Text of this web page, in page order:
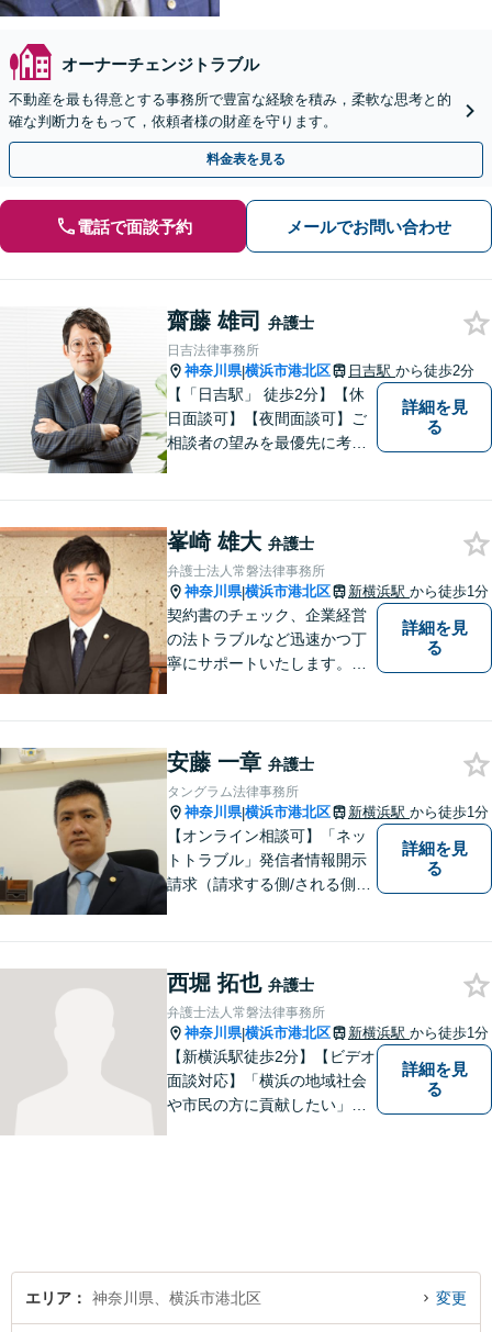
オーナーチェンジトラブル
不動産を最も得意とする事務所で豊富な経験を積み，柔軟な思考と的
確な判断力をもって，依頼者様の財産を守ります。
料金表を見る
電話で面談予約 メールでお問い合わせ
齋藤 雄司 弁護士
日吉法律事務所
神奈川県|横浜市港北区 日吉駅 から徒歩2分
【「日吉駅」 徒歩2分】【休
日面談可】【夜間面談可】ご
相談者の望みを最優先に考
率直にお伝えしています。 ぜ
ひお気軽に、当事務所までお
越しください。
詳細を見
る
峯崎 雄大 弁護士
弁護士法人常磐法律事務所
神奈川県|横浜市港北区 新横浜駅 から徒歩1分
契約書のチェック、企業経営
の法トラブルなど迅速かつ丁
寧にサポートいたします。ど
詳細を見
る
安藤 一章 弁護士
タングラム法律事務所
神奈川県|横浜市港北区 新横浜駅 から徒歩1分
【オンライン相談可】「ネッ
トトラブル」発信者情報開示
請求（請求する側/される側）
より最善の解決へ導きます。
遠方で来所困難な方もお気軽
にご相談ください。
詳細を見
る
西堀 拓也 弁護士
弁護士法人常磐法律事務所
神奈川県|横浜市港北区 新横浜駅 から徒歩1分
【新横浜駅徒歩2分】【ビデオ
面談対応】「横浜の地域社会
や市民の方に貢献したい」を
す。
詳細を見
る
エリア 神奈川県、横浜市港北区 変更